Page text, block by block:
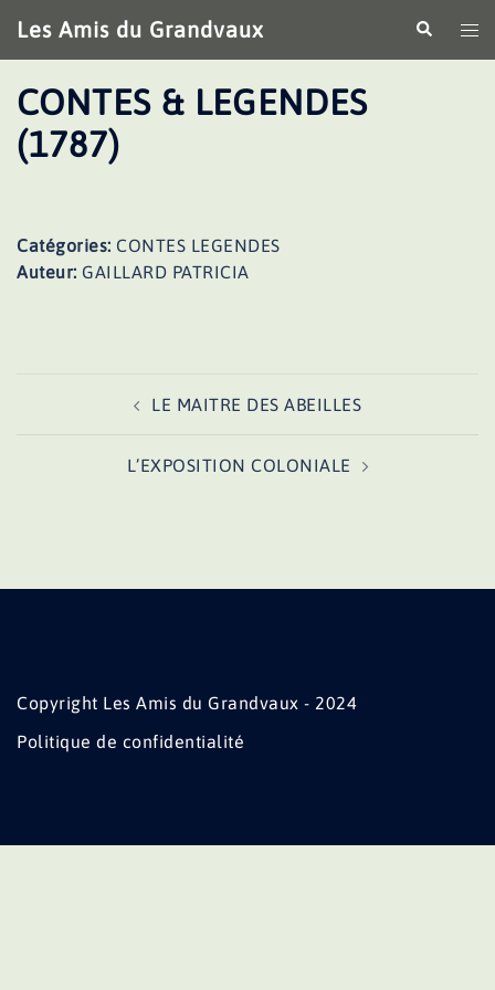
au
contenu
Les Amis du Grandvaux
le
CONTES & LEGENDES
(1787)
Catégories: CONTES LEGENDES
Auteur: GAILLARD PATRICIA
LE MAITRE DES ABEILLES
L’EXPOSITION COLONIALE
Copyright Les Amis du Grandvaux - 2024
Politique de confidentialité